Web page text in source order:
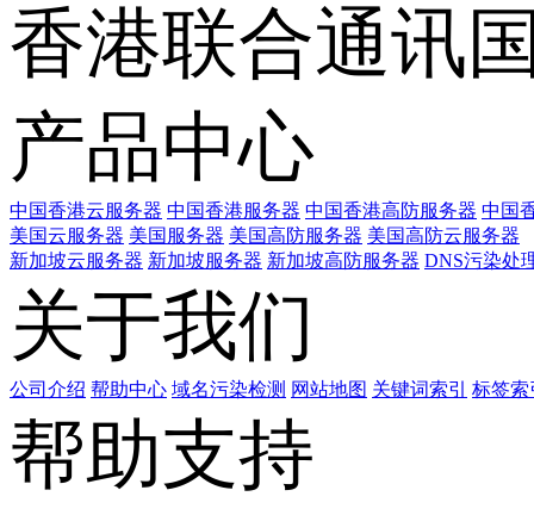
香港联合通讯
产品中心
中国香港云服务器 中国香港服务器 中国香港高防服务器 中国
美国云服务器 美国服务器 美国高防服务器 美国高防云服务器
新加坡云服务器 新加坡服务器 新加坡高防服务器 DNS污染处
关于我们
公司介绍 帮助中心 域名污染检测 网站地图 关键词索引 标签索
帮助支持